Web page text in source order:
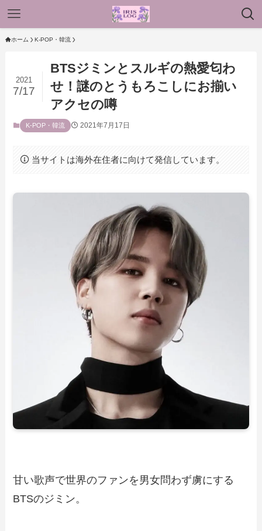
ホーム K-POP・韓流
BTSジミンとスルギの熱愛匂わ
せ！謎のとうもろこしにお揃い
アクセの噂
2021
7/17
K-POP・韓流 2021年7月17日
当サイトは海外在住者に向けて発信しています。
甘い歌声で世界のファンを男女問わず虜にする
BTSのジミン。